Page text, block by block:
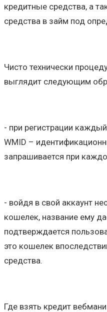
кредитные средства, а
средства в займ под
Чисто технически
выглядит следующим
- при регистрации
WMID –
запрашивается при
- войдя в свой аккаунт
кошелек, название ему
подтверждается
это кошелек
средства.
Где взять кредит